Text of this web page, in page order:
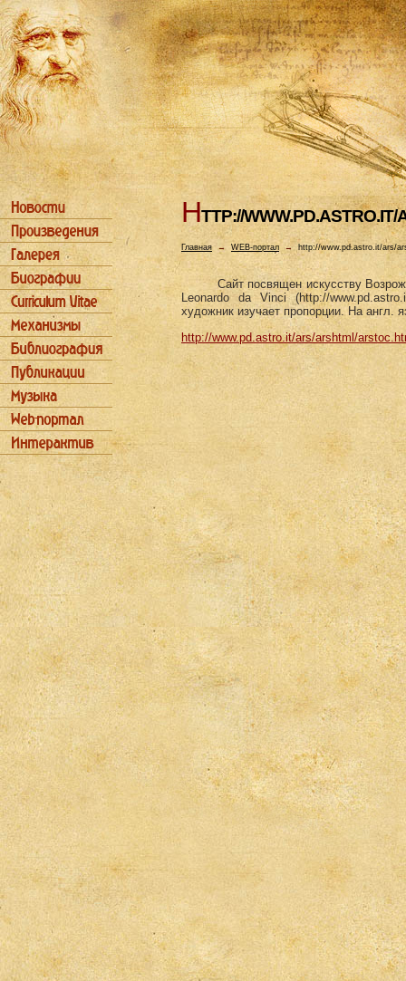
HTTP://
Главная→ WEB-портал → http://www.pd.astro.it/ars/
Сайт посвящен искусству
Leonardo da Vinci (http://
художник изучает пропорции. На англ.
http://www.pd.astro.it/ars/arshtml/